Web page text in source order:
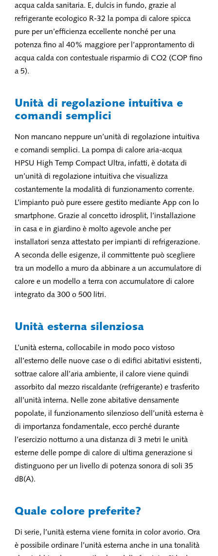
acqua calda sanitaria. E, dulcis in fundo, grazie al
refrigerante ecologico R-32 la pompa di calore spicca
pure per un’efficienza eccellente nonché per una
potenza fino al 40% maggiore per l’approntamento di
acqua calda con contestuale risparmio di CO2 (COP fino
a 5).
Unità di regolazione intuitiva e
comandi semplici
Non mancano neppure un’unità di regolazione intuitiva
e comandi semplici. La pompa di calore aria-acqua
HPSU High Temp Compact Ultra, infatti, è dotata di
un’unità di regolazione intuitiva che visualizza
costantemente la modalità di funzionamento corrente.
L’impianto può pure essere gestito mediante App con lo
smartphone. Grazie al concetto idrosplit, l’installazione
in casa e in giardino è molto agevole anche per
installatori senza attestato per impianti di refrigerazione.
A seconda delle esigenze, il committente può scegliere
tra un modello a muro da abbinare a un accumulatore di
calore e un modello a terra con accumulatore di calore
integrato da 300 o 500 litri.
Unità esterna silenziosa
L’unità esterna, collocabile in modo poco vistoso
all’esterno delle nuove case o di edifici abitativi esistenti,
sottrae calore all’aria ambiente, il calore viene quindi
assorbito dal mezzo riscaldante (refrigerante) e trasferito
all’unità interna. Nelle zone abitative densamente
popolate, il funzionamento silenzioso dell’unità esterna è
di importanza fondamentale, ecco perché durante
l’esercizio notturno a una distanza di 3 metri le unità
esterne delle pompe di calore di ultima generazione si
distinguono per un livello di potenza sonora di soli 35
dB(A).
Quale colore preferite?
Di serie, l’unità esterna viene fornita in color avorio. Ora
è possibile ordinare l’unità esterna anche in una tonalità